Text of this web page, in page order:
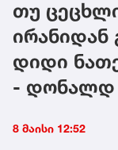
თუ
ირანიდან
დიდი
- დონალდ
8 მაისი 12:52